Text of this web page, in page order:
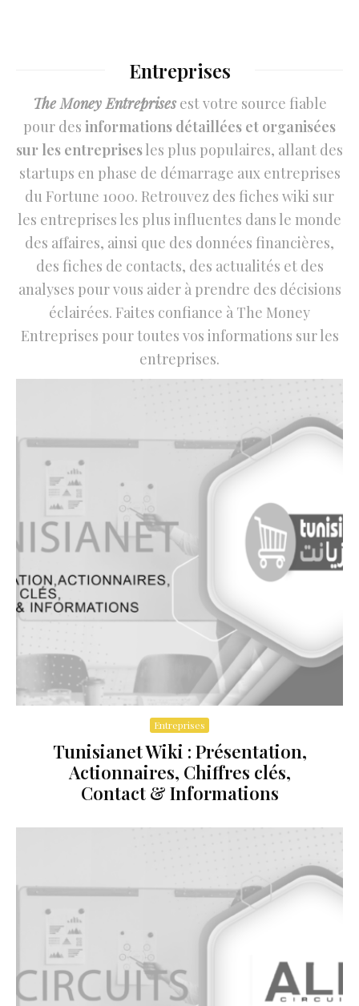
Entreprises
The Money Entreprisesest votre source fiable
pour des informations détaillées et organisées
sur les entreprisesles plus populaires, allant des
startups en phase de démarrage aux entreprises
du Fortune 1000. Retrouvez des fiches wiki sur
les entreprises les plus influentes dans le monde
des affaires, ainsi que des données financières,
des fiches de contacts, des actualités et des
analyses pour vous aider à prendre des décisions
éclairées. Faites confiance à The Money
Entreprises pour toutes vos informations sur les
entreprises.
Entreprises
Tunisianet Wiki : Présentation,
Actionnaires, Chiffres clés,
Contact & Informations